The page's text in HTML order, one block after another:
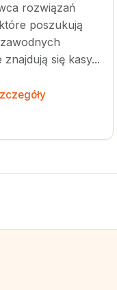
rozwiązań
poszukują
się kasy...